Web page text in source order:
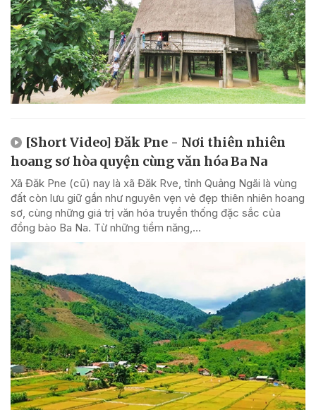
[Short Video] Đăk Pne - Nơi thiên nhiên
hoang sơ hòa quyện cùng văn hóa Ba Na
Xã Đăk Pne (cũ) nay là xã Đăk Rve, tỉnh Quảng Ngãi là vùng
đất còn lưu giữ gần như nguyên vẹn vẻ đẹp thiên nhiên hoang
sơ, cùng những giá trị văn hóa truyền thống đặc sắc của
đồng bào Ba Na. Từ những tiềm năng,...